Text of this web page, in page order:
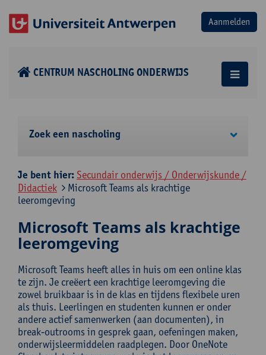
CENTRUM NASCHOLING ONDERWIJS
Zoek een nascholing
Je bent hier: Secundair onderwijs / Onderwijskunde /
Didactiek
Microsoft Teams als krachtige
leeromgeving
Microsoft Teams als krachtige
leeromgeving
Microsoft Teams heeft alles in huis om een online klas
te zijn. Je creëert een krachtige leeromgeving die
zowel bruikbaar is in de klas en tijdens flexibele uren
als thuis. Leerlingen en studenten kunnen er onder
andere actief samenwerken (aan documenten), in
break-outrooms in gesprek gaan, oefeningen maken,
onderwijsleermiddelen raadplegen. Door OneNote